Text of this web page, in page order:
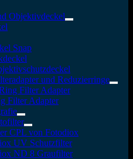
Objektivdeckel
Snap
und Reduzierringe
Filter Adapter
Filter Adapter
CPL von Fotodiox
UV Schutzfilter
ND 8 Graufilter